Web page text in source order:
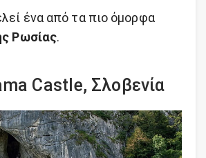
ένα από τα πιο όμορφα
Ρωσίας.
Castle, Σλοβενία